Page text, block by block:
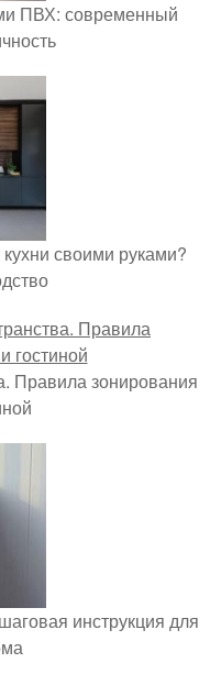
ПВХ: современный
своими руками?
Правила зонирования
инструкция для